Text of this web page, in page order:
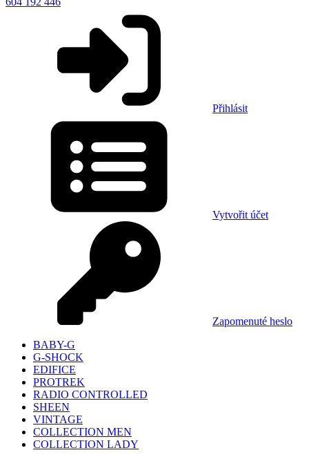
Přihlásit
Vytvořit účet
Zapomenuté heslo
BABY-G
G-SHOCK
EDIFICE
PROTREK
RADIO CONTROLLED
SHEEN
VINTAGE
COLLECTION MEN
COLLECTION LADY